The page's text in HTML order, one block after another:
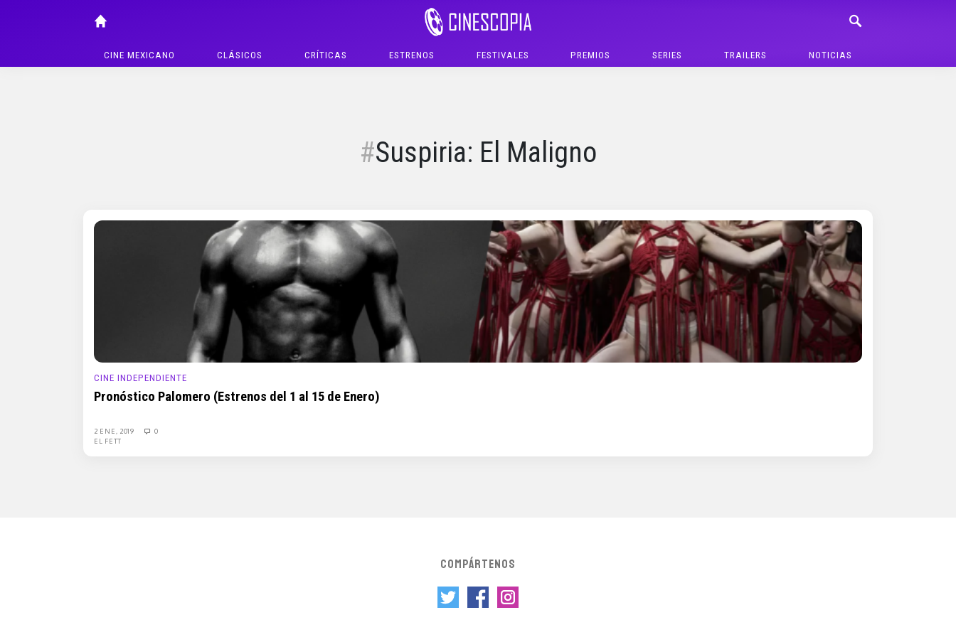
CINE MEXICANO CLÁSICOS CRÍTICAS ESTRENOS FESTIVALES PREMIOS SERIES TRAILERS NOTICIAS
Suspiria: El Maligno
CINE INDEPENDIENTE
Pronóstico Palomero (Estrenos del 1 al 15 de Enero)
2 ENE, 2019
0
EL FETT
COMPÁRTENOS